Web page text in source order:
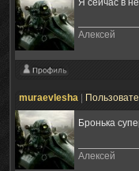
Я сейчас в
Алексей
muraevlesha
Бронька
Алексей